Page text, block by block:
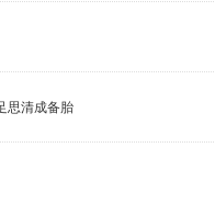
思清成备胎